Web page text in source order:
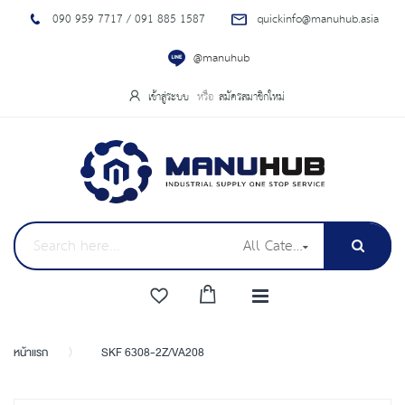
090 959 7717 / 091 885 1587
quickinfo@manuhub.asia
@manuhub
เข้าสู่ระบบ สมัครสมาชิกใหม่
All Categories
หน้าแรก SKF 6308-2Z/VA208